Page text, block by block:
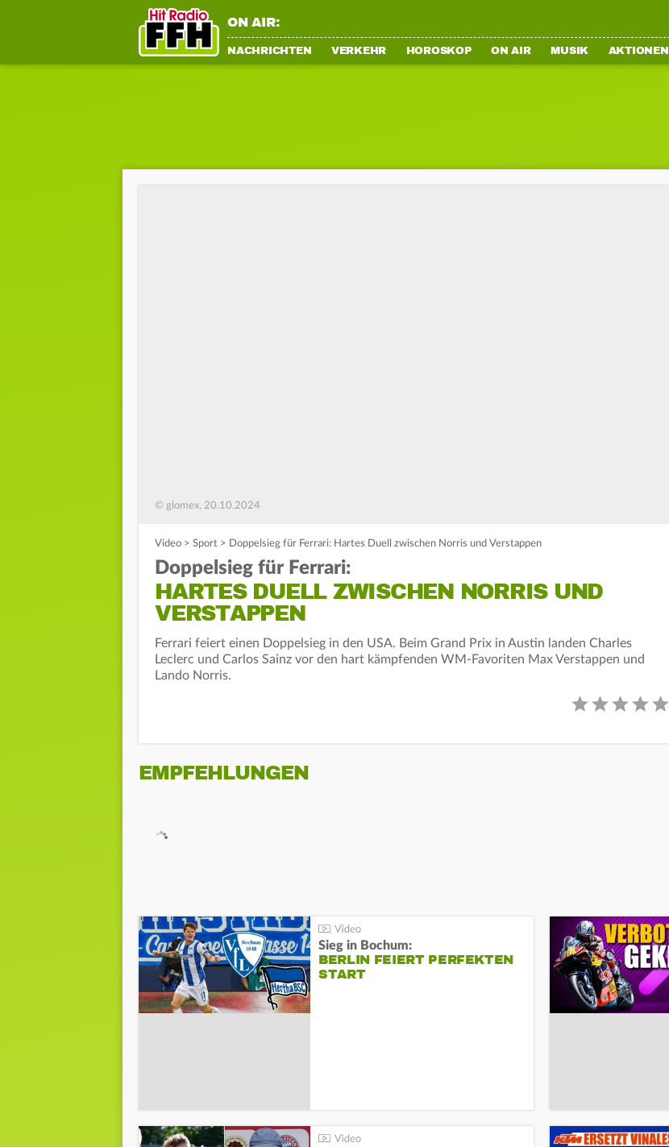
ON AIR:
NACHRICHTEN VERKEHR HOROSKOP ON AIR MUSIK AKTIONEN
© glomex, 20.10.2024
Video > Sport > Doppelsieg für Ferrari: Hartes Duell zwischen Norris und Verstappen
Doppelsieg für Ferrari:
HARTES DUELL ZWISCHEN NORRIS UND
VERSTAPPEN
Ferrari feiert einen Doppelsieg in den USA. Beim Grand Prix in Austin landen Charles
Leclerc und Carlos Sainz vor den hart kämpfenden WM-Favoriten Max Verstappen und
Lando Norris.
EMPFEHLUNGEN
Sieg in Bochum:
BERLIN FEIERT PERFEKTEN
START